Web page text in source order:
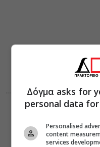
Δόγμα asks for
personal data
Personalised
content
services